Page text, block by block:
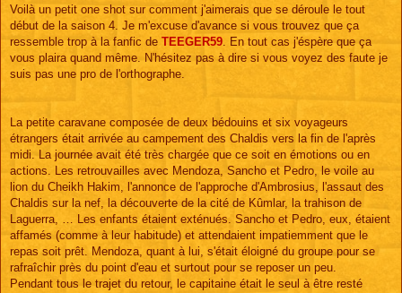
s
a
g
Voilà un petit one shot sur comment j'aimerais que se déroule le tout
début de la saison 4. Je m'excuse d'avance si vous trouvez que ça
ressemble trop à la fanfic de TEEGER59. En tout cas j'éspère que ça
vous plaira quand même. N'hésitez pas à dire si vous voyez des faute je
suis pas une pro de l'orthographe.
La petite caravane composée de deux bédouins et six voyageurs
étrangers était arrivée au campement des Chaldis vers la fin de l'après
midi. La journée avait été très chargée que ce soit en émotions ou en
actions. Les retrouvailles avec Mendoza, Sancho et Pedro, le voile au
lion du Cheikh Hakim, l'annonce de l'approche d'Ambrosius, l'assaut des
Chaldis sur la nef, la découverte de la cité de Kûmlar, la trahison de
Laguerra, … Les enfants étaient exténués. Sancho et Pedro, eux, étaient
affamés (comme à leur habitude) et attendaient impatiemment que le
repas soit prêt. Mendoza, quant à lui, s'était éloigné du groupe pour se
rafraîchir près du point d'eau et surtout pour se reposer un peu.
Pendant tous le trajet du retour, le capitaine était le seul à être resté